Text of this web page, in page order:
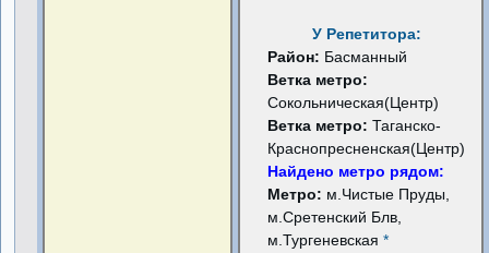
У Репетитора:
Район: Басманный
Ветка метро:
Сокольническая(Центр)
Ветка метро:Таганско-
Краснопресненская(Центр)
Найдено метро рядом:
Метро: м.Чистые Пруды,
м.Сретенский Блв,
м.Тургеневская*